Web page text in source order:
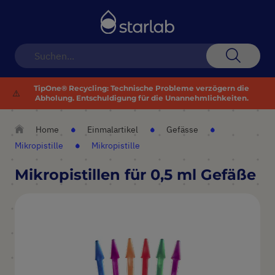
⚠️
TipOne® Recycling: Technische Probleme verzögern die
Abholung. Entschuldigung für die Unannehmlichkeiten.
Home Einmalartikel
Gefässe
Mikropistille
Mikropistille
Mikropistillen für 0,5 ml Gefäße